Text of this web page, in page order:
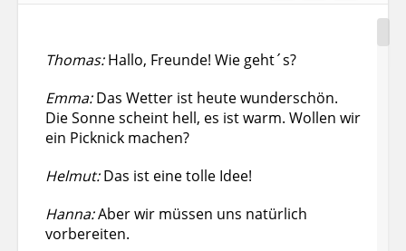
Thomas:Hallo, Freunde! Wie geht´s?
Emma:Das Wetter ist heute wunderschön.
Die Sonne scheint hell, es ist warm. Wollen wir
ein Picknick machen?
Helmut:Das ist eine tolle Idee!
Hanna:Aber wir müssen uns natürlich
vorbereiten.